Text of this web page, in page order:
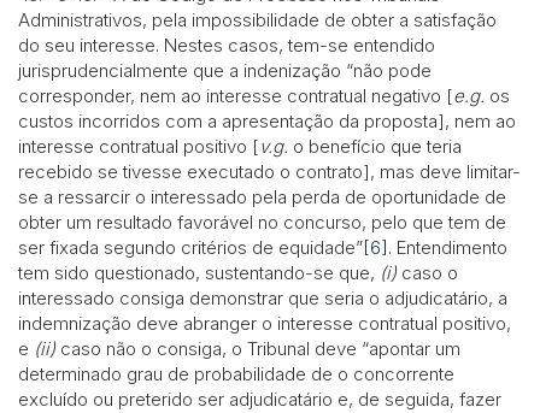
Administrativos, pela impossibilidade de obter a satisfação
do seu interesse. Nestes casos, tem-se entendido
jurisprudencialmente que a indenização “não pode
corresponder, nem ao interesse contratual negativo [e.g. os
custos incorridos com a apresentação da proposta], nem ao
interesse contratual positivo [v.g. o benefício que teria
recebido se tivesse executado o contrato], mas deve limitar-
se a ressarcir o interessado pela perda de oportunidade de
obter um resultado favorável no concurso, pelo que tem de
ser fixada segundo critérios de equidade”[6]. Entendimento
tem sido questionado, sustentando-se que, (i) caso o
interessado consiga demonstrar que seria o adjudicatário, a
indemnização deve abranger o interesse contratual positivo,
e (ii) caso não o consiga, o Tribunal deve “apontar um
determinado grau de probabilidade de o concorrente
excluído ou preterido ser adjudicatário e, de seguida, fazer